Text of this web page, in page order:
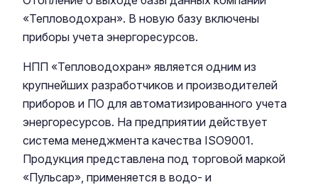
«Тепловодохран». В новую базу включены
приборы учета энергоресурсов.
НПП «Тепловодохран» является одним из
крупнейших разработчиков и производителей
приборов и ПО для автоматизированного учета
энергоресурсов. На предприятии действует
система менеджмента качества ISO9001.
Продукция представлена под торговой маркой
«Пульсар», применяется в водо- и